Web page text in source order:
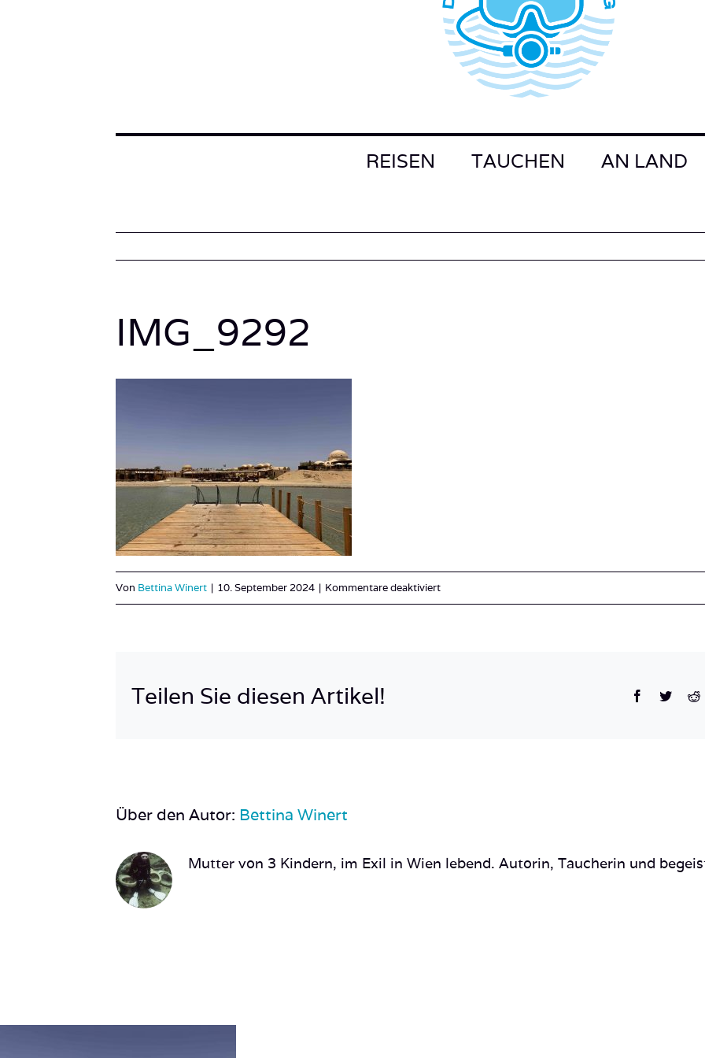
REISEN TAUCHEN AN LAND
IMG_9292
Von Bettina Winert | 10. September 2024 | Kommentare deaktiviertfür
Teilen Sie diesen Artikel! Facebook
Twitter
Über den Autor: Bettina Winert
Mutter von 3 Kindern, im Exil in Wien lebend. Autorin, Taucherin und